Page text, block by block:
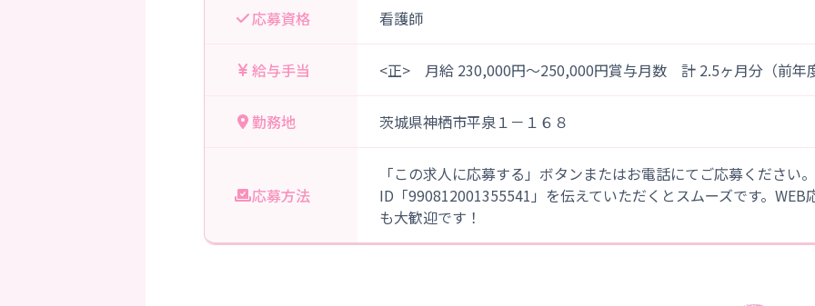
応募資格 看護師
給与手当 <正> 月給 230,000円～250,000円賞与月数 計 2.5ヶ月分（前年
勤務地 茨城県神栖市平泉１－１６８
応募方法
「この求人に応募する」ボタンまたはお電話にてご応募ください
ID「990812001355541」を伝えていただくとスムーズです。WEB
も大歓迎です！